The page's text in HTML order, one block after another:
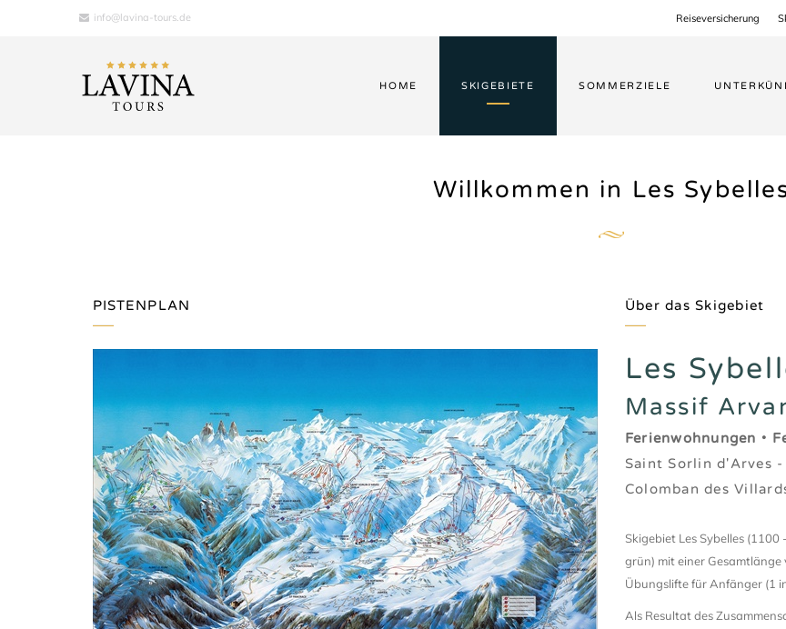
info@lavina-tours.de Reiseversicherung
HOME SKIGEBIETE SOMMERZIELE
Willkommen in Les
PISTENPLAN Über das Skigebiet
Les
Massif
Ferienwohnungen •
Saint Sorlin d'Arves
Colomban des
Skigebiet Les Sybelles
grün) mit einer
Übungslifte für Anfänger (1
Als Resultat des